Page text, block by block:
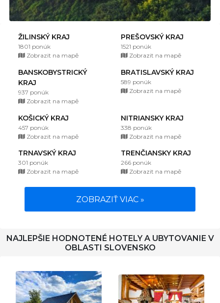
ŽILINSKÝ KRAJ
1801 ponúk
Zobrazit na mapě
PREŠOVSKÝ KRAJ
1521 ponúk
Zobrazit na mapě
BANSKOBYSTRICKÝ
KRAJ
937 ponúk
Zobrazit na mapě
BRATISLAVSKÝ KRAJ
589 ponúk
Zobrazit na mapě
KOŠICKÝ KRAJ
457 ponúk
Zobrazit na mapě
NITRIANSKY KRAJ
338 ponúk
Zobrazit na mapě
TRNAVSKÝ KRAJ
301 ponúk
Zobrazit na mapě
TRENČIANSKY KRAJ
266 ponúk
Zobrazit na mapě
ZOBRAZIŤ VIAC »
NAJLEPŠIE HODNOTENÉ HOTELY A UBYTOVANIE V
OBLASTI SLOVENSKO